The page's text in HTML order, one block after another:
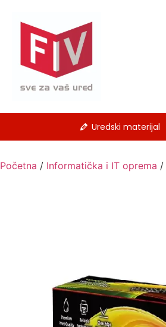
Uredski materijal
Početna / Informatička i IT oprema /